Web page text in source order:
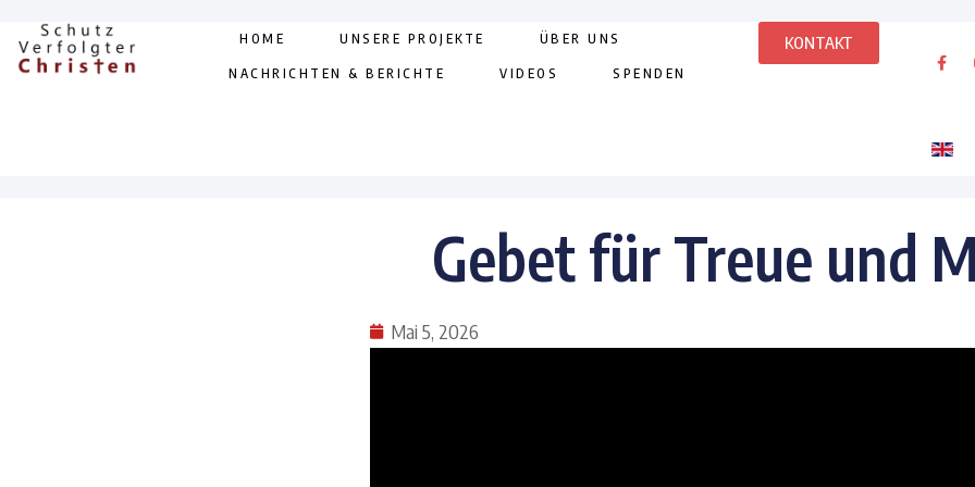
HOME UNSERE PROJEKTE ÜBER UNS
NACHRICHTEN & BERICHTE VIDEOS SPENDEN
KONTAKT
Gebet für Treue und
Mai 5, 2026